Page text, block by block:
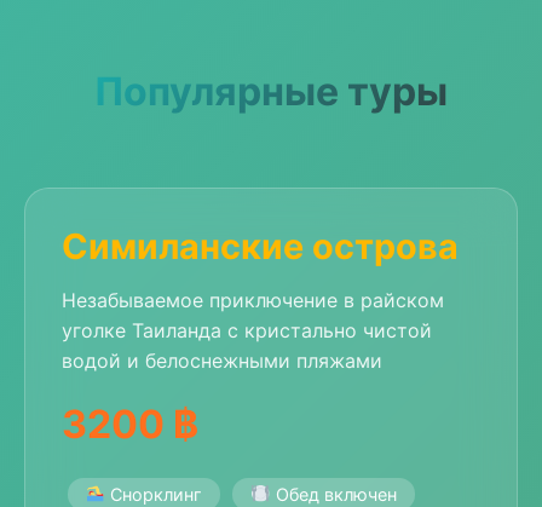
Популярные туры
Симиланские острова
Незабываемое приключение в райском
уголке Таиланда с кристально чистой
водой и белоснежными пляжами
3200 ฿
Снорклинг Обед включен